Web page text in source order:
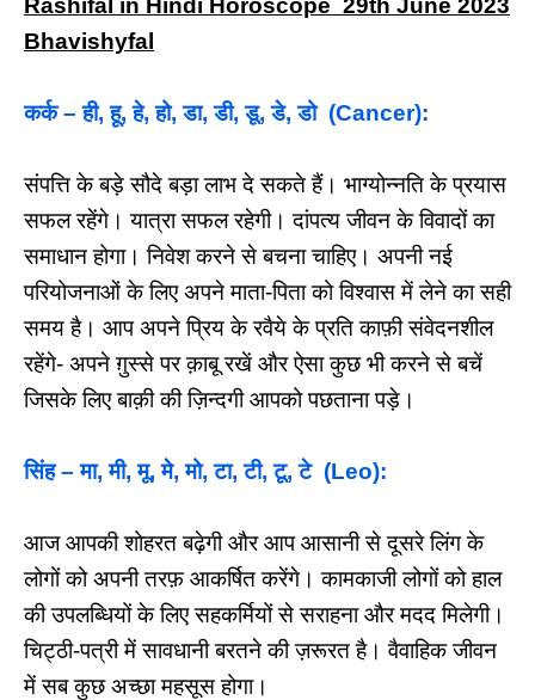
Rashifal in Hindi Horoscope 29th June 2023
Bhavishyfal
कर्क – ही, हू, हे, हो, डा, डी, डू, डे, डो (Cancer):
संपत्ति के बड़े सौदे बड़ा लाभ दे सकते हैं। भाग्योन्नति के प्रयास
सफल रहेंगे। यात्रा सफल रहेगी। दांपत्य जीवन के विवादों का
समाधान होगा। निवेश करने से बचना चाहिए। अपनी नई
परियोजनाओं के लिए अपने माता-पिता को विश्वास में लेने का सही
समय है। आप अपने प्रिय के रवैये के प्रति काफ़ी संवेदनशील
रहेंगे- अपने ग़ुस्से पर क़ाबू रखें और ऐसा कुछ भी करने से बचें
जिसके लिए बाक़ी की ज़िन्दगी आपको पछताना पड़े।
सिंह – मा, मी, मू, मे, मो, टा, टी, टू, टे (Leo):
आज आपकी शोहरत बढ़ेगी और आप आसानी से दूसरे लिंग के
लोगों को अपनी तरफ़ आकर्षित करेंगे। कामकाजी लोगों को हाल
की उपलब्धियों के लिए सहकर्मियों से सराहना और मदद मिलेगी।
चिट्ठी-पत्री में सावधानी बरतने की ज़रूरत है। वैवाहिक जीवन
में सब कुछ अच्छा महसूस होगा।